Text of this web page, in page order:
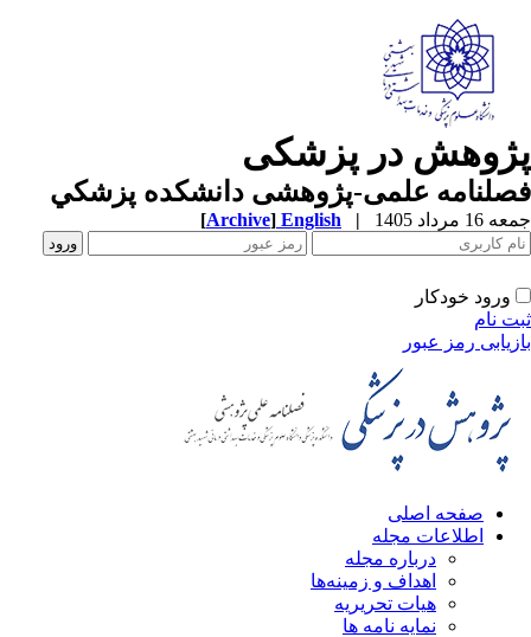
در پزشکی
علمی-پژوهشی دانشکده پزشکي
مرداد 1405 |
English
[Archive]
ورود خودکار
نام
رمز عبور
صفحه اصلی
اطلاعات مجله
درباره مجله
اهداف و زمینه‌ها
هیات تحریریه
نمایه نامه ها